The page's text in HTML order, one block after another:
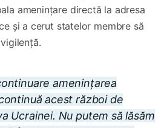
amenințare directă la adresa
și a cerut statelor membre să
amenințarea
acest război de
Ucrainei. Nu putem să lăsăm